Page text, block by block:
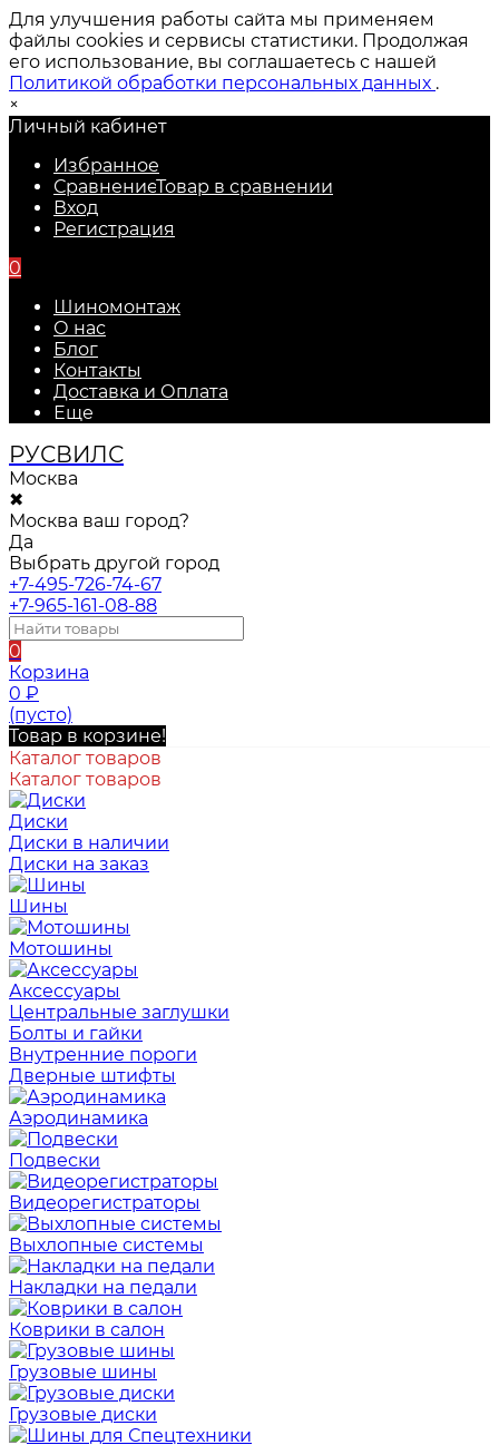
Для улучшения работы сайта мы применяем
файлы cookies и сервисы статистики. Продолжая
его использование, вы соглашаетесь с нашей
Политикой обработки персональных данных .
×
Личный кабинет
Избранное
СравнениеТовар в сравнении
Вход
Регистрация
0
Шиномонтаж
О нас
Блог
Контакты
Доставка и Оплата
Еще
РУСВИЛС
Москва
✖
Москва ваш город?
Да
Выбрать другой город
+7-495-726-74-67
+7-965-161-08-88
0
Корзина
0 ₽
(пусто)
Товар в корзине!
Каталог товаров
Каталог товаров
Диски
Диски в наличии
Диски на заказ
Шины
Мотошины
Аксессуары
Центральные заглушки
Болты и гайки
Внутренние пороги
Дверные штифты
Аэродинамика
Подвески
Видеорегистраторы
Выхлопные системы
Накладки на педали
Коврики в салон
Грузовые шины
Грузовые диски